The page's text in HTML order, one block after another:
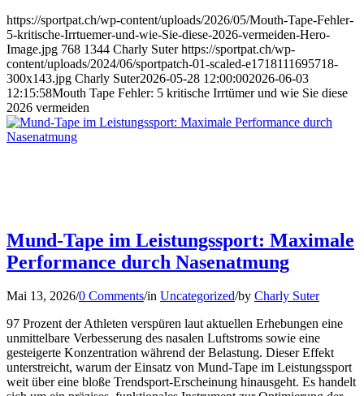
https://sportpat.ch/wp-content/uploads/2026/05/Mouth-Tape-Fehler-
5-kritische-Irrtuemer-und-wie-Sie-diese-2026-vermeiden-Hero-
Image.jpg 768 1344 Charly Suter https://sportpat.ch/wp-
content/uploads/2024/06/sportpatch-01-scaled-e1718111695718-
300x143.jpg Charly Suter2026-05-28 12:00:002026-06-03
12:15:58Mouth Tape Fehler: 5 kritische Irrtümer und wie Sie diese
2026 vermeiden
Mund-Tape im Leistungssport: Maximale
Performance durch Nasenatmung
Mai 13, 2026/0 Comments/in Uncategorized/by Charly Suter
97 Prozent der Athleten verspüren laut aktuellen Erhebungen eine
unmittelbare Verbesserung des nasalen Luftstroms sowie eine
gesteigerte Konzentration während der Belastung. Dieser Effekt
unterstreicht, warum der Einsatz von Mund-Tape im Leistungssport
weit über eine bloße Trendsport-Erscheinung hinausgeht. Es handelt